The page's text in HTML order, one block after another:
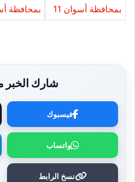
شارك الخبر
فيسبوك
واتساب
نسخ الرابط